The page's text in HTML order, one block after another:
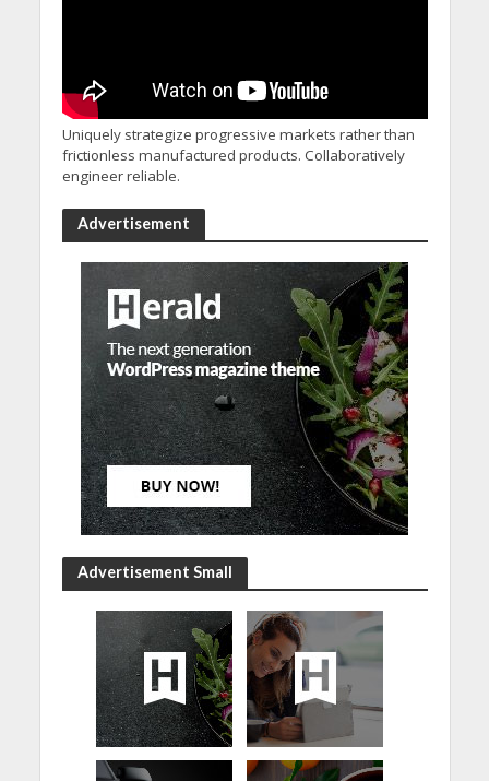
Uniquely strategize progressive markets rather than
frictionless manufactured products. Collaboratively
engineer reliable.
Advertisement
Advertisement Small